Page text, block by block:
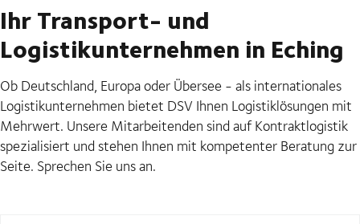
Ihr Transport- und
Logistikunternehmen in Eching
Ob Deutschland, Europa oder Übersee - als internationales
Logistikunternehmen bietet DSV Ihnen Logistiklösungen mit
Mehrwert. Unsere Mitarbeitenden sind auf Kontraktlogistik
spezialisiert und stehen Ihnen mit kompetenter Beratung zur
Seite. Sprechen Sie uns an.